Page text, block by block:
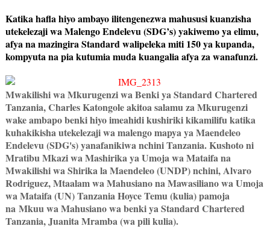
Katika hafla hiyo ambayo ilitengenezwa mahususi kuanzisha
utekelezaji wa Malengo Endelevu (SDG’s) yakiwemo ya elimu,
afya na mazingira Standard walipeleka miti 150 ya kupanda,
kompyuta na pia kutumia muda kuangalia afya za wanafunzi.
Mwakilishi wa Mkurugenzi wa Benki ya Standard Chartered
Tanzania, Charles Katongole akitoa salamu za Mkurugenzi
wake ambapo benki hiyo imeahidi kushiriki kikamilifu katika
kuhakikisha utekelezaji wa malengo mapya ya Maendeleo
Endelevu (SDG's) yanafanikiwa nchini Tanzania. Kushoto ni
Mratibu Mkazi wa Mashirika ya Umoja wa Mataifa na
Mwakilishi wa Shirika la Maendeleo (UNDP) nchini, Alvaro
Rodriguez, Mtaalam wa Mahusiano na Mawasiliano wa Umoja
wa Mataifa (UN) Tanzania Hoyce Temu (kulia) pamoja
na Mkuu wa Mahusiano wa benki ya Standard Chartered
Tanzania, Juanita Mramba (wa pili kulia).